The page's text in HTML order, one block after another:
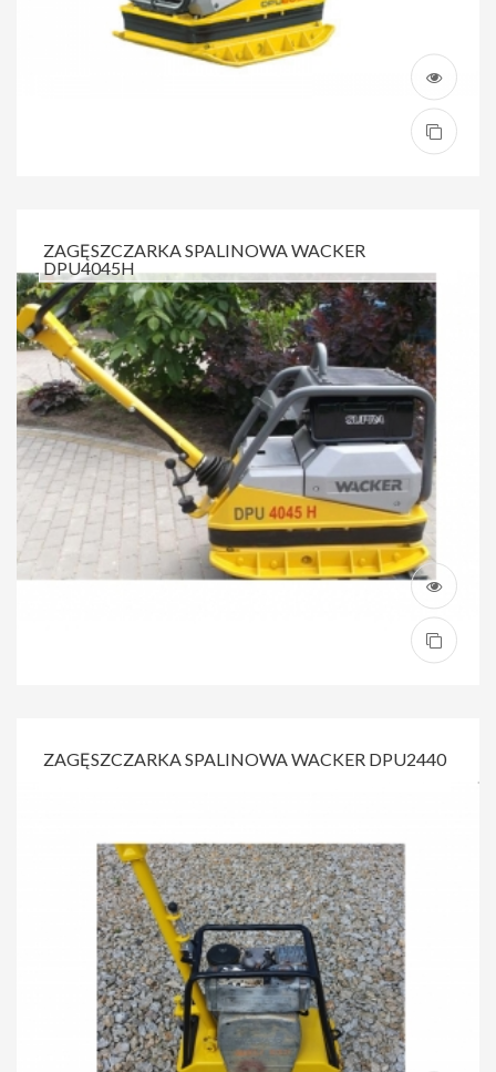
ZAGĘSZCZARKA SPALINOWA WACKER
DPU4045H
ZAGĘSZCZARKA SPALINOWA WACKER DPU2440